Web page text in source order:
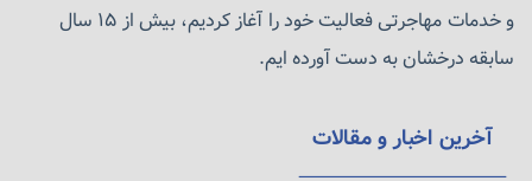
و خدمات مهاجرتی فعالیت خود را آغاز کردیم، بیش از ۱۵ سال
سابقه درخشان به دست آورده ایم.
آخرین اخبار و مقالات